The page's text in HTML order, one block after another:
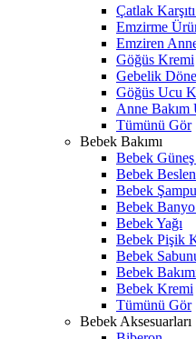
Çatlak
Emzirme
Emziren
Göğüs Kremi
Gebelik
Göğüs Ucu
Anne Bakım
Tümünü Gör
Bebek Bakımı
Bebek
Bebek
Bebek
Bebek
Bebek Yağı
Bebek Pişik
Bebek
Bebek
Bebek Kremi
Tümünü Gör
Bebek Aksesuarları